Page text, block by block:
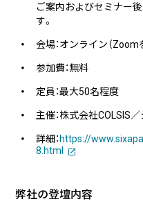
Recruit
採用情報
Contact
お問い合わせ
ご案内およびセミナー
す。
会場：オンライン（Zoom
参加費：無料
定員：最大50名程度
主催：株式会社COLSIS
詳細： https://
8.html
弊社の登壇内容